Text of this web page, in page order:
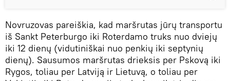
Novruzovas pareiškia, kad maršrutas jūrų transportu
iš Sankt Peterburgo iki Roterdamo truks nuo dviejų
iki 12 dienų (vidutiniškai nuo penkių iki septynių
dienų). Sausumos maršrutas drieksis per Pskovą iki
Rygos, toliau per Latviją ir Lietuvą, o toliau per